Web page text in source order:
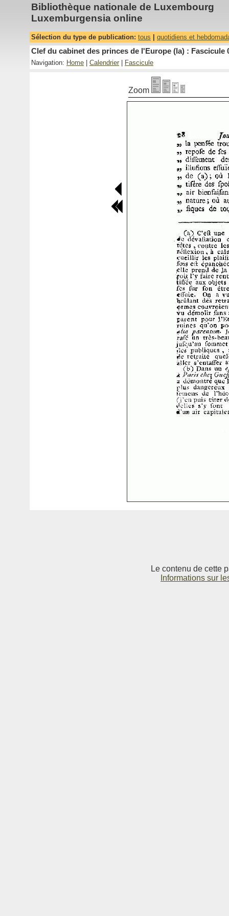
Bibliothèque nationale de Luxembourg
Luxemburgensia online
Sélection du type de publication: tous quotidiens et
Clef du cabinet des princes de l'Europe (la) : Fascicule
Navigation: Home Calendrier Fascicule
Zoom
Le contenu de cette
Informations sur